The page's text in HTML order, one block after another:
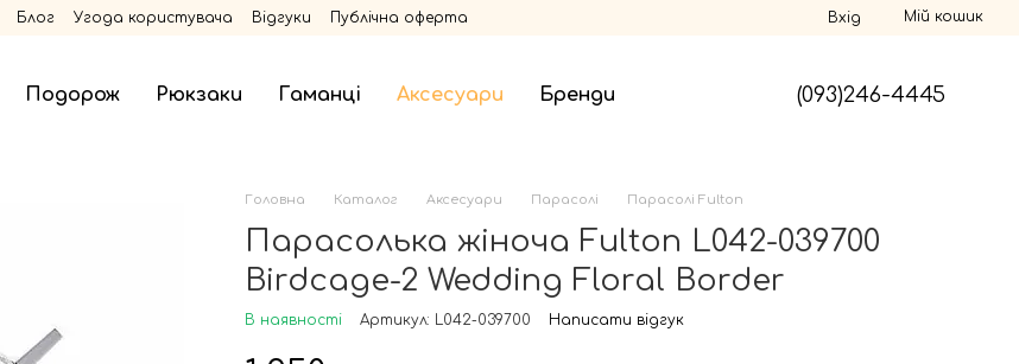
Блог Угода користувача Відгуки Публічна оферта Вхід Мій кошик
Подорож Рюкзаки Гаманці Аксесуари Бренди (093)246-4445
Головна Каталог Аксесуари Парасолі Парасолі Fulton
Парасолька жіноча Fulton L042-039700
Birdcage-2 Wedding Floral Border
В наявності Артикул: L042-039700 Написати відгук